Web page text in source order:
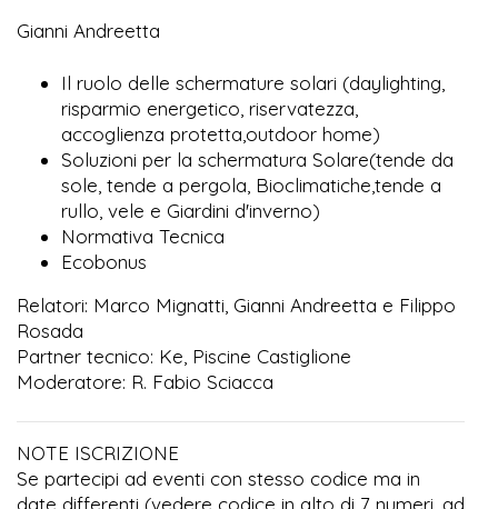
Gianni Andreetta
Il ruolo delle schermature solari (daylighting,
risparmio energetico, riservatezza,
accoglienza protetta,outdoor home)
Soluzioni per la schermatura Solare(tende da
sole, tende a pergola, Bioclimatiche,tende a
rullo, vele e Giardini d'inverno)
Normativa Tecnica
Ecobonus
Relatori: Marco Mignatti, Gianni Andreetta e Filippo
Rosada
Partner tecnico: Ke, Piscine Castiglione
Moderatore: R. Fabio Sciacca
NOTE ISCRIZIONE
Se partecipi ad eventi con stesso codice ma in
date differenti (vedere codice in alto di 7 numeri, ad